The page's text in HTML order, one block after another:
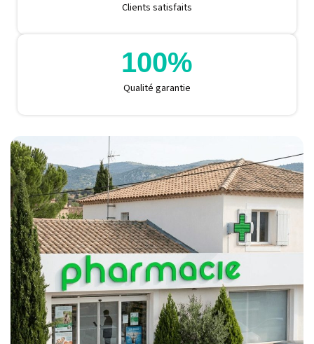
Clients satisfaits
Qualité garantie
100%